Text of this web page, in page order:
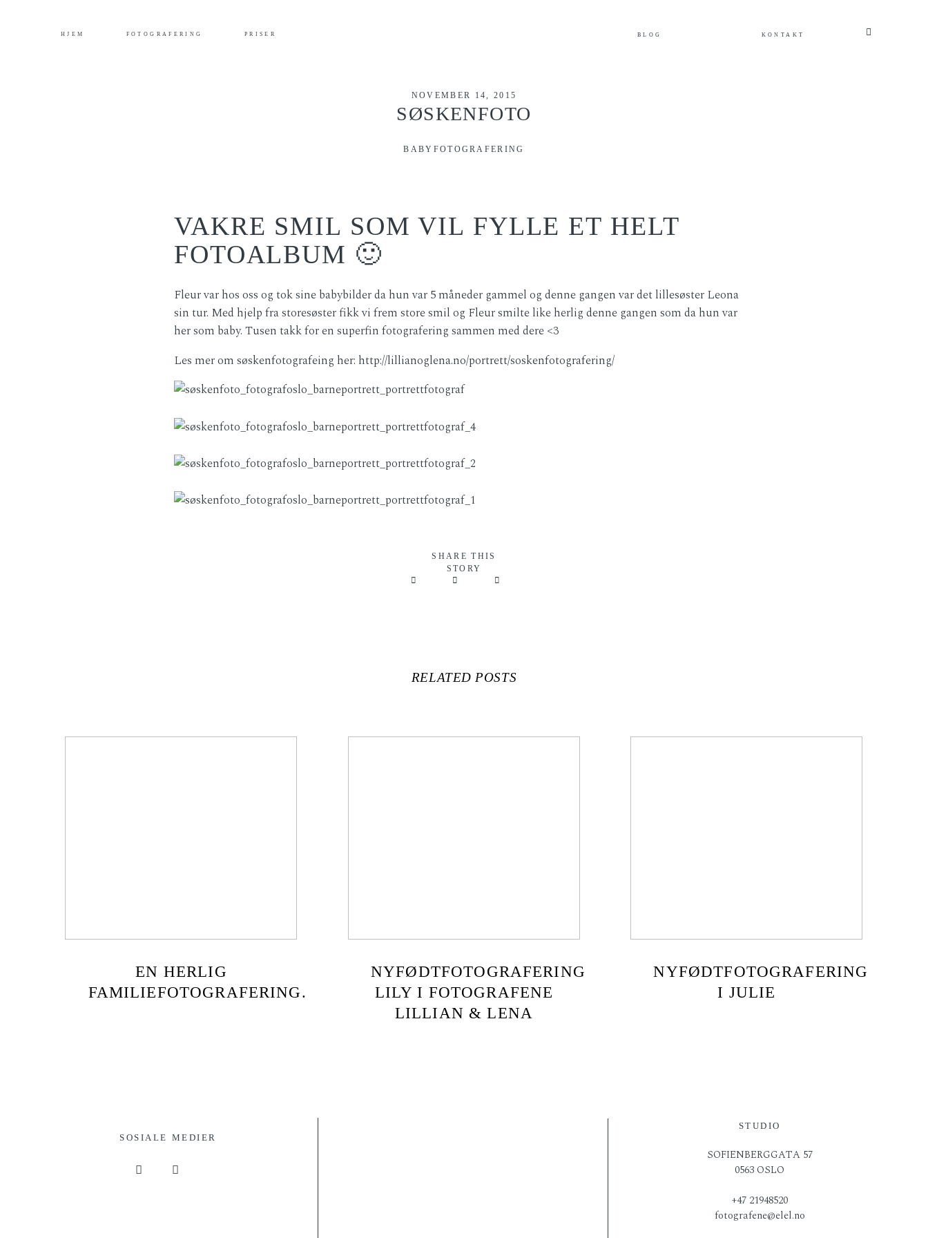
HJEM FOTOGRAFERING PRISER BLOG KONTAKT
NOVEMBER 14, 2015
SØSKENFOTO
BABYFOTOGRAFERING
VAKRE SMIL SOM VIL FYLLE ET HELT
FOTOALBUM 🙂
Fleur var hos oss og tok sine babybilder da hun var 5 måneder gammel og denne gangen var det lillesøster Leona
sin tur. Med hjelp fra storesøster fikk vi frem store smil og Fleur smilte like herlig denne gangen som da hun var
her som baby. Tusen takk for en superfin fotografering sammen med dere <3
Les mer om søskenfotografeing her: http://lillianoglena.no/portrett/soskenfotografering/
SHARE THIS
STORY
RELATED POSTS
EN HERLIG
FAMILIEFOTOGRAFERING.
NYFØDTFOTOGRAFERING
LILY I FOTOGRAFENE
LILLIAN & LENA
NYFØDTFOTOGRAFERING
I JULIE
STUDIO
SOSIALE MEDIER
SOFIENBERGGATA 57
0563 OSLO
+47 21948520
fotografene@elel.no